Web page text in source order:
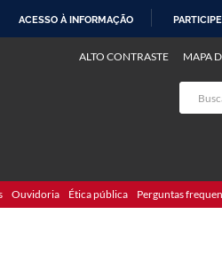
ACESSO À INFORMAÇÃO PARTICIPE
ALTO CONTRASTE MAPA
Ouvidoria Ética pública Perguntas